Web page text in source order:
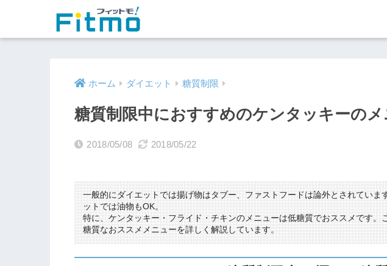
ホーム ダイエット 糖質制限
糖質制限中におすすめのケンタッキーのメ
2018/05/08 2018/05/22
一般的にダイエットでは揚げ物はタブー、ファストフードは論外とされていま
ットでは油物もOK。
特に、ケンタッキー・フライド・チキンのメニューは低糖質でおススメです。
糖質なおススメメニューを詳しく解説しています。